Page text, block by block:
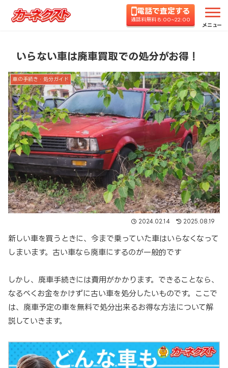
電話で査定する
通話料無料 8:00~22:00
メニュー
ホーム コラムTOP 車の手続き・処分ガイド い
いらない車は廃車買取での処分がお得！
車の手続き・処分ガイド
2024.02.14 2025.08.19
新しい車を買うときに、今まで乗っていた車はいらなくなって
しまいます。古い車なら廃車にするのが一般的です
しかし、廃車手続きには費用がかかります。できることなら、
なるべくお金をかけずに古い車を処分したいものです。ここで
は、廃車予定の車を無料で処分出来るお得な方法について解
説していきます。